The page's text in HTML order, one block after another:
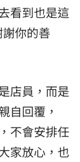
看到也是這
你的善
店員，而是
自回覆，
不會安排任
家放心，也